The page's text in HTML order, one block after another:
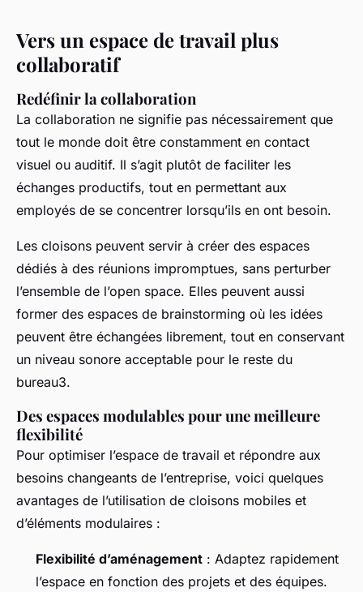
Vers un espace de travail plus
collaboratif
Redéfinir la collaboration
La collaboration ne signifie pas nécessairement que
tout le monde doit être constamment en contact
visuel ou auditif. Il s’agit plutôt de faciliter les
échanges productifs, tout en permettant aux
employés de se concentrer lorsqu’ils en ont besoin.
Les cloisons peuvent servir à créer des espaces
dédiés à des réunions impromptues, sans perturber
l’ensemble de l’open space. Elles peuvent aussi
former des espaces de brainstorming où les idées
peuvent être échangées librement, tout en conservant
un niveau sonore acceptable pour le reste du
bureau3.
Des espaces modulables pour une meilleure
flexibilité
Pour optimiser l’espace de travail et répondre aux
besoins changeants de l’entreprise, voici quelques
avantages de l’utilisation de cloisons mobiles et
d’éléments modulaires :
Flexibilité d’aménagement : Adaptez rapidement
l’espace en fonction des projets et des équipes.